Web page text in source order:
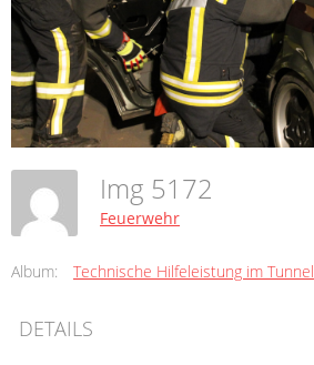
Img 5172
Feuerwehr
Album: Technische Hilfeleistung im Tunnel
DETAILS